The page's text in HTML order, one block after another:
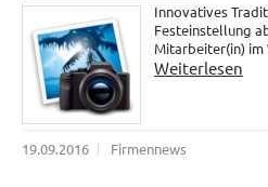
Innovatives
Festeinstellung
Mitarbeiter(in)
Weiterlesen
19.09.2016 Firmennews